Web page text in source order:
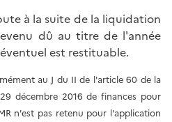
à la suite de la liquidation
dû au titre de l'année
est restituable.
au J du II de l'article 60 de la
décembre 2016 de finances pour
n'est pas retenu pour l'application